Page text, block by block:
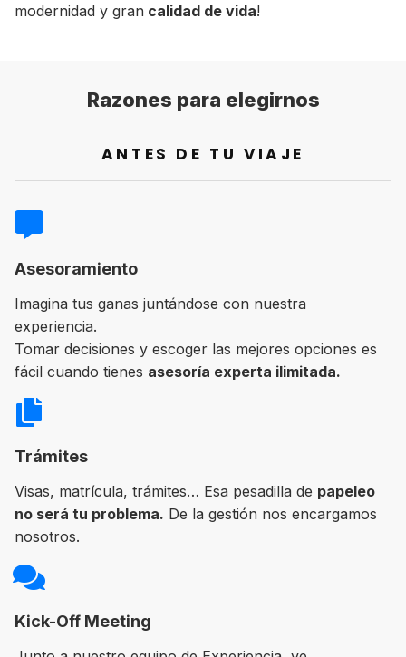
modernidad y gran calidad de vida!
Razones para elegirnos
ANTES DE TU VIAJE
Asesoramiento
Imagina tus ganas juntándose con nuestra
experiencia.
Tomar decisiones y escoger las mejores opciones es
fácil cuando tienes asesoría experta ilimitada.
Trámites
Visas, matrícula, trámites… Esa pesadilla de papeleo
no será tu problema. De la gestión nos encargamos
nosotros.
Kick-Off Meeting